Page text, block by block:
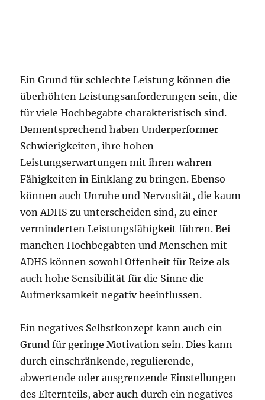
Ein Grund für schlechte Leistung können die
überhöhten Leistungsanforderungen sein, die
für viele Hochbegabte charakteristisch sind.
Dementsprechend haben Underperformer
Schwierigkeiten, ihre hohen
Leistungserwartungen mit ihren wahren
Fähigkeiten in Einklang zu bringen. Ebenso
können auch Unruhe und Nervosität, die kaum
von ADHS zu unterscheiden sind, zu einer
verminderten Leistungsfähigkeit führen. Bei
manchen Hochbegabten und Menschen mit
ADHS können sowohl Offenheit für Reize als
auch hohe Sensibilität für die Sinne die
Aufmerksamkeit negativ beeinflussen.
Ein negatives Selbstkonzept kann auch ein
Grund für geringe Motivation sein. Dies kann
durch einschränkende, regulierende,
abwertende oder ausgrenzende Einstellungen
des Elternteils, aber auch durch ein negatives